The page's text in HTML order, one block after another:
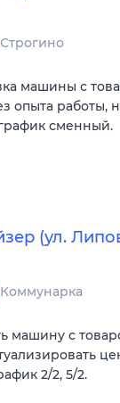
Строгино
машины с
опыта работы,
сменный.
(ул.
Коммунарка
машину с
2/2, 5/2.